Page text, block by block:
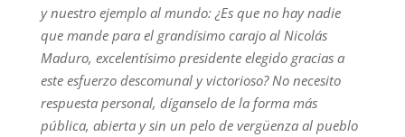
y nuestro ejemplo al mundo: ¿Es que no hay nadie
que mande para el grandísimo carajo al Nicolás
Maduro, excelentísimo presidente elegido gracias a
este esfuerzo descomunal y victorioso? No necesito
respuesta personal, díganselo de la forma más
pública, abierta y sin un pelo de vergüenza al pueblo